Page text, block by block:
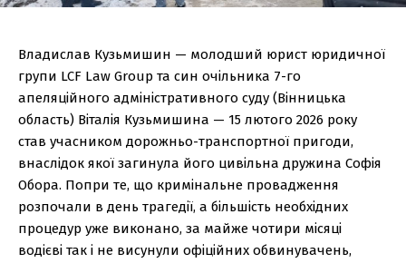
Владислав Кузьмишин — молодший юрист юридичної
групи LCF Law Group та син очільника 7-го
апеляційного адміністративного суду (Вінницька
область) Віталія Кузьмишина — 15 лютого 2026 року
став учасником дорожньо-транспортної пригоди,
внаслідок якої загинула його цивільна дружина Софія
Обора. Попри те, що кримінальне провадження
розпочали в день трагедії, а більшість необхідних
процедур уже виконано, за майже чотири місяці
водієві так і не висунули офіційних обвинувачень,